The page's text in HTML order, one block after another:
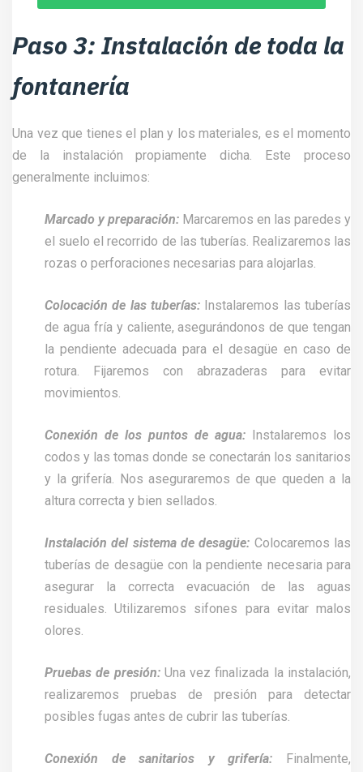
Paso 3: Instalación de toda la
fontanería
Una vez que tienes el plan y los materiales, es el momento
de la instalación propiamente dicha. Este proceso
generalmente incluimos:
Marcado y preparación: Marcaremos en las paredes y
el suelo el recorrido de las tuberías. Realizaremos las
rozas o perforaciones necesarias para alojarlas.
Colocación de las tuberías: Instalaremos las tuberías
de agua fría y caliente, asegurándonos de que tengan
la pendiente adecuada para el desagüe en caso de
rotura. Fijaremos con abrazaderas para evitar
movimientos.
Conexión de los puntos de agua: Instalaremos los
codos y las tomas donde se conectarán los sanitarios
y la grifería. Nos aseguraremos de que queden a la
altura correcta y bien sellados.
Instalación del sistema de desagüe: Colocaremos las
tuberías de desagüe con la pendiente necesaria para
asegurar la correcta evacuación de las aguas
residuales. Utilizaremos sifones para evitar malos
olores.
Pruebas de presión: Una vez finalizada la instalación,
realizaremos pruebas de presión para detectar
posibles fugas antes de cubrir las tuberías.
Conexión de sanitarios y grifería: Finalmente,